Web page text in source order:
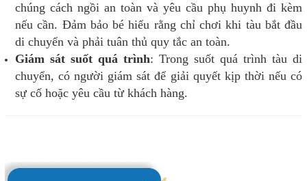
chúng cách ngồi an toàn và yêu cầu phụ huynh đi kèm
nếu cần. Đảm bảo bé hiểu rằng chỉ chơi khi tàu bắt đầu
di chuyển và phải tuân thủ quy tắc an toàn.
Giám sát suốt quá trình: Trong suốt quá trình tàu di
chuyển, có người giám sát để giải quyết kịp thời nếu có
sự cố hoặc yêu cầu từ khách hàng.